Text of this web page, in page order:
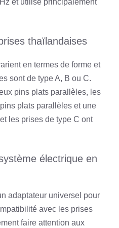
thaïlandaises
en termes de forme et
sont de type A, B ou C.
pins plats parallèles, les
plats parallèles et une
les prises de type C ont
électrique en
adaptateur universel pour
avec les prises
faire attention aux